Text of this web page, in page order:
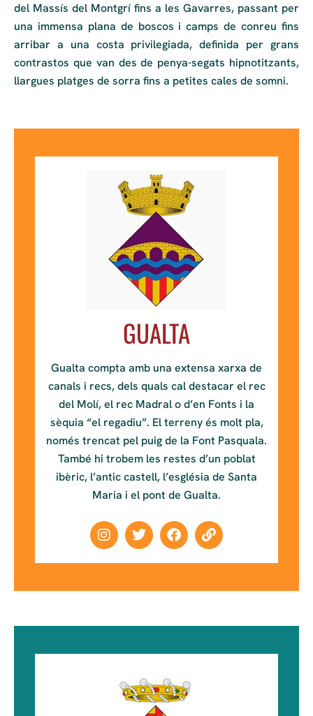
del Massís del Montgrí fins a les Gavarres, passant per
una immensa plana de boscos i camps de conreu fins
arribar a una costa privilegiada, definida per grans
contrastos que van des de penya-segats hipnotitzants,
llargues platges de sorra fins a petites cales de somni.
GUALTA
Gualta compta amb una extensa xarxa de
canals i recs, dels quals cal destacar el rec
del Molí, el rec Madral o d’en Fonts i la
sèquia “el regadiu”. El terreny és molt pla,
només trencat pel puig de la Font Pasquala.
També hi trobem les restes d’un poblat
ibèric, l’antic castell, l’església de Santa
Maria i el pont de Gualta.